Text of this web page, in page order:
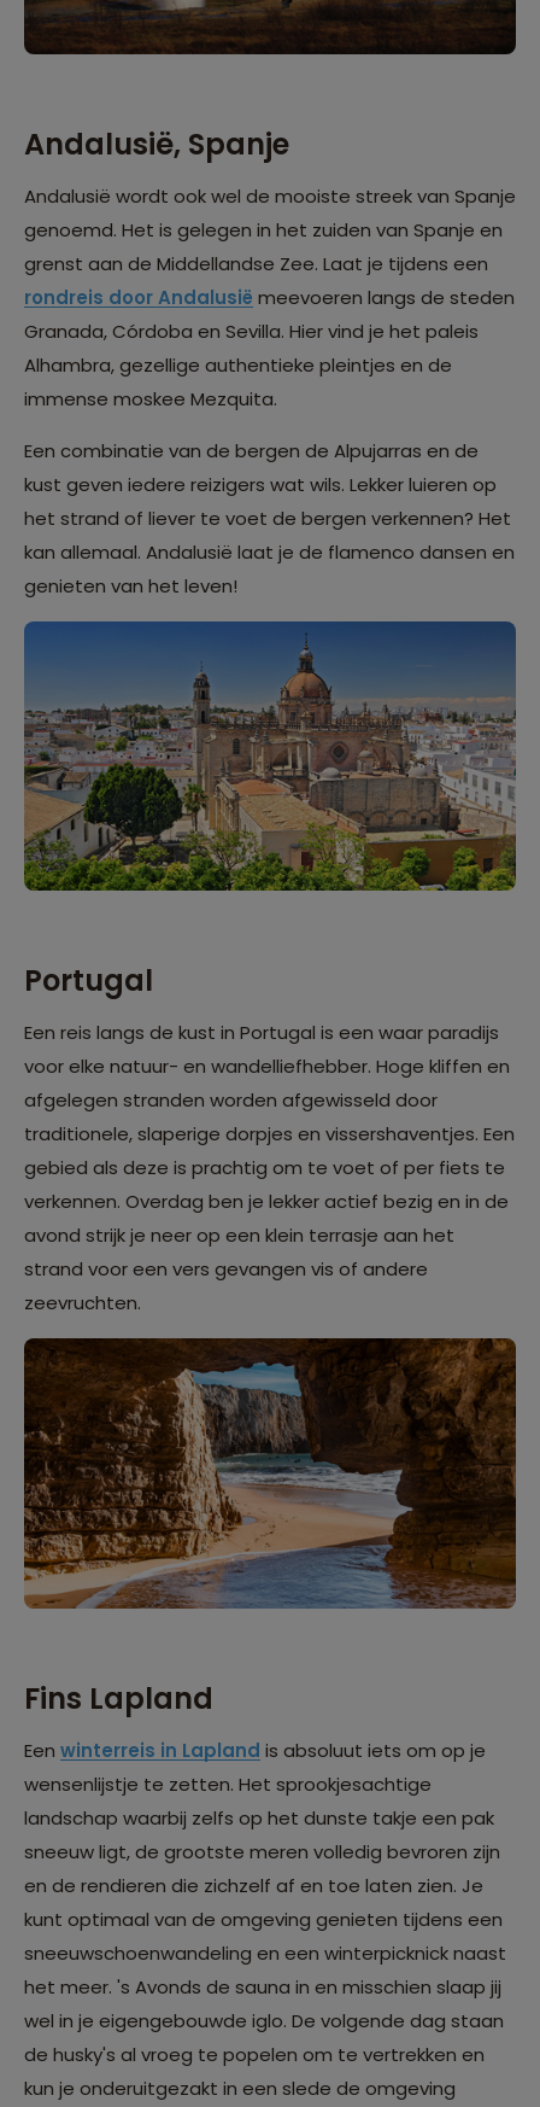
Andalusië, Spanje
Andalusië wordt ook wel de mooiste streek van Spanje
genoemd. Het is gelegen in het zuiden van Spanje en
grenst aan de Middellandse Zee. Laat je tijdens een
rondreis door Andalusië meevoeren langs de steden
Granada, Córdoba en Sevilla. Hier vind je het paleis
Alhambra, gezellige authentieke pleintjes en de
immense moskee Mezquita.
Een combinatie van de bergen de Alpujarras en de
kust geven iedere reizigers wat wils. Lekker luieren op
het strand of liever te voet de bergen verkennen? Het
kan allemaal. Andalusië laat je de flamenco dansen en
genieten van het leven!
Portugal
Een reis langs de kust in Portugal is een waar paradijs
voor elke natuur- en wandelliefhebber. Hoge kliffen en
afgelegen stranden worden afgewisseld door
traditionele, slaperige dorpjes en vissershaventjes. Een
gebied als deze is prachtig om te voet of per fiets te
verkennen. Overdag ben je lekker actief bezig en in de
avond strijk je neer op een klein terrasje aan het
strand voor een vers gevangen vis of andere
zeevruchten.
Fins Lapland
Een winterreis in Lapland is absoluut iets om op je
wensenlijstje te zetten. Het sprookjesachtige
landschap waarbij zelfs op het dunste takje een pak
sneeuw ligt, de grootste meren volledig bevroren zijn
en de rendieren die zichzelf af en toe laten zien. Je
kunt optimaal van de omgeving genieten tijdens een
sneeuwschoenwandeling en een winterpicknick naast
het meer. 's Avonds de sauna in en misschien slaap jij
wel in je eigengebouwde iglo. De volgende dag staan
de husky's al vroeg te popelen om te vertrekken en
kun je onderuitgezakt in een slede de omgeving